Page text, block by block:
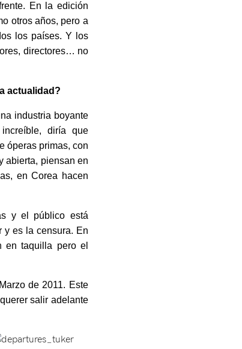
En la edición
otros años, pero a
los países. Y los
directores… no
actualidad?
industria boyante
diría que
óperas primas, con
abierta, piensan en
en Corea hacen
y el público está
y es la censura. En
en taquilla pero el
de 2011. Este
salir adelante